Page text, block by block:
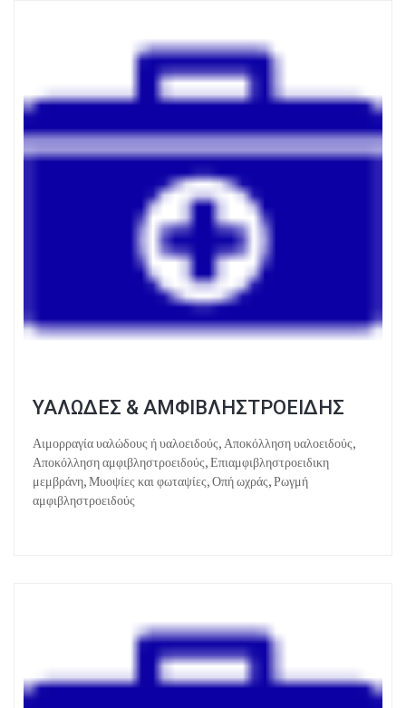
ΥΑΛΩΔΕΣ & ΑΜΦΙΒΛΗΣΤΡΟΕΙΔΗΣ
Αιμορραγία υαλώδους ή υαλοειδούς, Αποκόλληση υαλοειδούς,
Αποκόλληση αμφιβληστροειδούς, Επιαμφιβληστροειδικη
μεμβράνη, Μυοψίες και φωταψίες, Οπή ωχράς, Ρωγμή
αμφιβληστροειδούς